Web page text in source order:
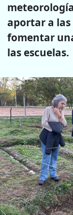
aportar a
fomentar
las escuelas.